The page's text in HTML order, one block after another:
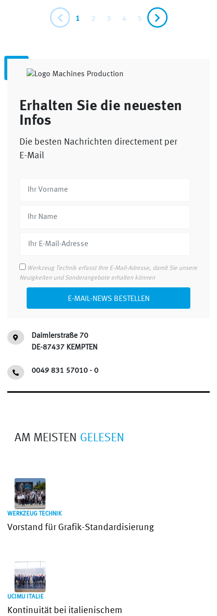
1 2 3 4 5
Erhalten Sie die neuesten
Infos
Die besten Nachrichten directement per
E-Mail
Werkzeug Technik erfasst Ihre E-Mail-Adresse, damit Sie unsere
Neuigkeiten und Sonderangebote erhalten können
E-MAIL-NEWS BESTELLEN
Daimlerstraße 70
DE-87437 KEMPTEN
0049 831 57010 - 0
AM MEISTEN GELESEN
WERKZEUG TECHNIK
Vorstand für Grafik-Standardisierung
UCIMU ITALIE
Kontinuität bei italienischem